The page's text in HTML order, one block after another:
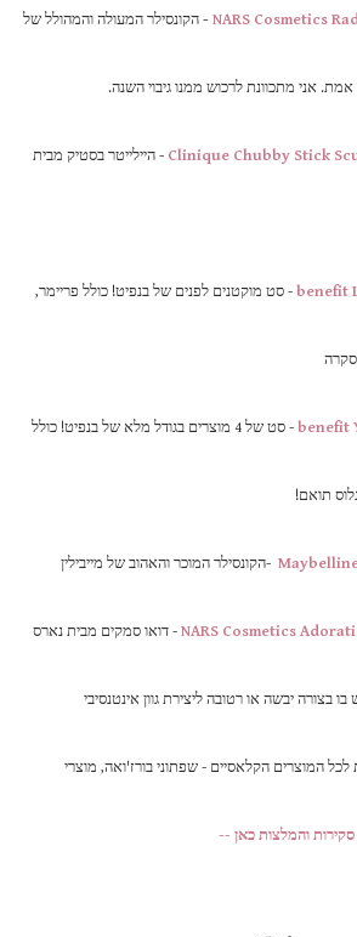
NARS Cosmetics
- הקונסילר המעולה והמהולל של
אני מתכוונת לרכוש ממנו גיבוי השנה.
Clinique Chubby Stick - היילייטר בסטיק מבית
benefit - סט מוקטנים לפנים של בנפיט! כולל פריימר,
benefit - סט של 4 מוצרים בגודל מלא של בנפיט! כולל
תואם!
-הקונסילר המוכר והאהוב של מייבילין
NARS Cosmetics - דואו סמקים מבית נארס
יבשה או רטובה ליצירת גוון אינטנסיבי
המוצרים הקלאסיים - שפתוני בורז'ואה, מוצרי
והמלצות כאן --